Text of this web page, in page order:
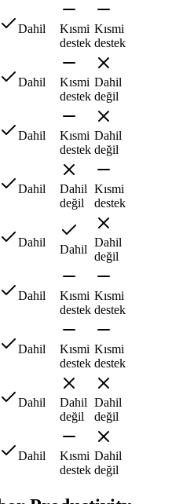
Dahil
Kısmi
destek
Kısmi
destek
Dahil
Kısmi
destek
Dahil
değil
Dahil
Kısmi
destek
Dahil
değil
Dahil
Dahil
değil
Kısmi
destek
Dahil
Dahil
Dahil
değil
Dahil
Kısmi
destek
Kısmi
destek
Dahil
Kısmi
destek
Kısmi
destek
Dahil
Dahil
değil
Dahil
değil
Dahil
Kısmi
destek
Dahil
değil